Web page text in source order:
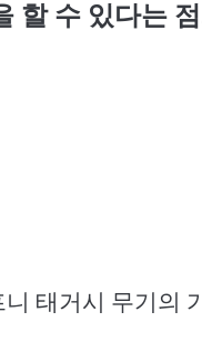
할 수 있다는 점
태거시 무기의